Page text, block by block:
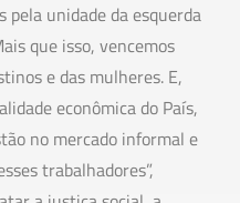
pela unidade da esquerda
que isso, vencemos
e das mulheres. E,
econômica do País,
no mercado informal e
trabalhadores”,